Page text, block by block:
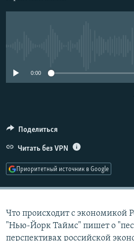
РАСПИСАНИЕ ВЕЩАНИЯ
0:00
Поделиться
Читать без VPN
Приоритетный источник в Google
Что происходит с экономикой
"Нью-Йорк Таймс" пишет о
перспективах российской